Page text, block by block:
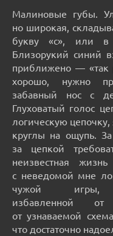
Малиновые губы.
но широкая,
букву «с», или в
Близорукий синий
приближено — «так
хорошо, нужно
забавный нос с
Глуховатый голос
логическую
круглы на ощупь.
за цепкой
неизвестная
с неведомой мне
чужой игры,
избавленной от
от узнаваемой
что достаточно